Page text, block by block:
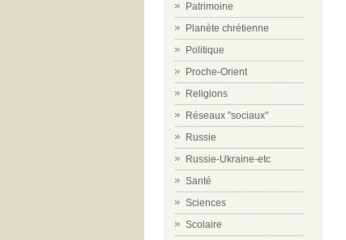
Patrimoine
Planète chrétienne
Politique
Proche-Orient
Religions
Réseaux "sociaux"
Russie
Russie-Ukraine-etc
Santé
Sciences
Scolaire